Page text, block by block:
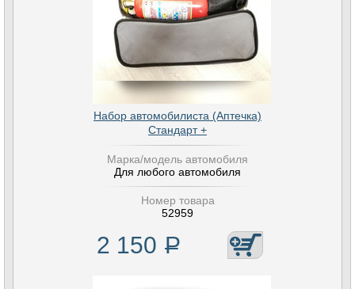
Набор автомобилиста (Аптечка)
Стандарт +
Марка/модель автомобиля
Для любого автомобиля
Номер товара
52959
2 150 Р